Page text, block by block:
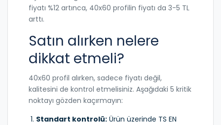
fiyatı %12 artınca, 40x60 profilin fiyatı da 3-5 TL
arttı.
Satın alırken nelere
dikkat etmeli?
40x60 profil alırken, sadece fiyatı değil,
kalitesini de kontrol etmelisiniz. Aşağıdaki 5 kritik
noktayı gözden kaçırmayın:
Standart kontrolü: Ürün üzerinde TS EN